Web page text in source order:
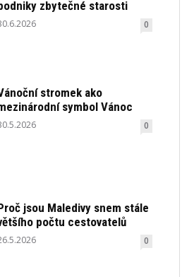
zbytečné starosti
0
stromek ako
symbol Vánoc
0
jsou Maledivy snem stále
počtu cestovatelů
0